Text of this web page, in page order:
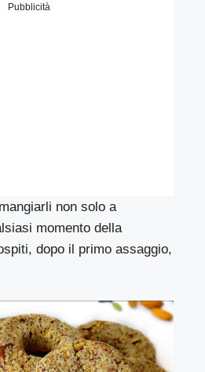
Pubblicità
non solo a
momento della
dopo il primo assaggio,